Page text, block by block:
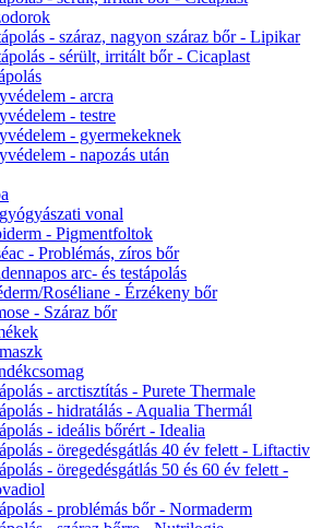
- száraz, nagyon száraz bőr - Lipikar
- sérült, irritált bőr - Cicaplast
- arcra
- testre
- gyermekeknek
- napozás után
vonal
- Pigmentfoltok
- Problémás, zíros bőr
arc- és testápolás
Roséliane - Érzékeny bőr
- Száraz bőr
- arctisztítás - Purete Thermale
- hidratálás - Aqualia Thermál
- ideális bőrért - Idealia
- öregedésgátlás 40 év felett - Liftactiv
- öregedésgátlás 50 és 60 év felett -
- problémás bőr - Normaderm